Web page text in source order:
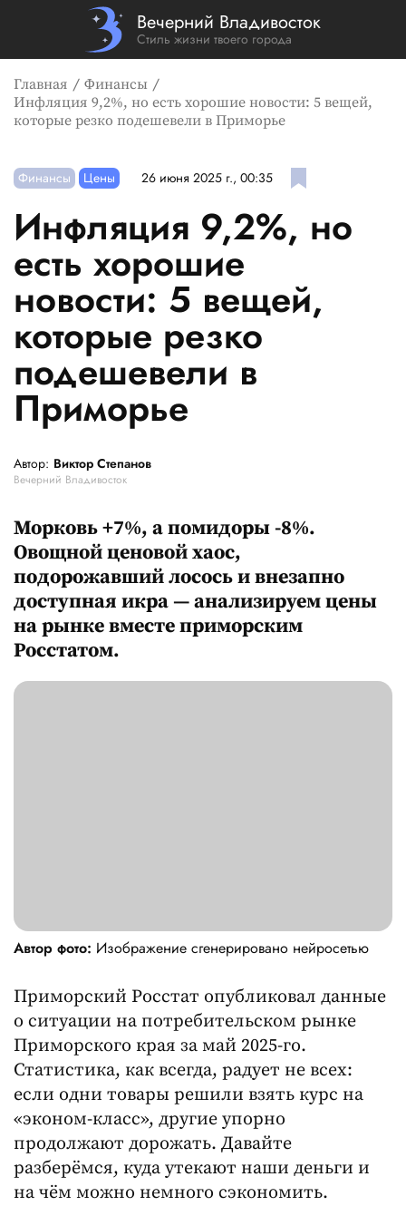
Вечерний Владивосток
Стиль жизни твоего города
Главная
Финансы
Инфляция 9,2%, но есть хорошие новости: 5 вещей,
которые резко подешевели в Приморье
Финансы Цены 26 июня 2025 г., 00:35
Инфляция 9,2%, но
есть хорошие
новости: 5 вещей,
которые резко
подешевели в
Приморье
Автор: Виктор Степанов
Вечерний Владивосток
Морковь +7%, а помидоры -8%.
Овощной ценовой хаос,
подорожавший лосось и внезапно
доступная икра — анализируем цены
на рынке вместе приморским
Росстатом.
Автор фото: Изображение сгенерировано нейросетью
Приморский Росстат опубликовал данные
о ситуации на потребительском рынке
Приморского края за май 2025-го.
Статистика, как всегда, радует не всех:
если одни товары решили взять курс на
«эконом-класс», другие упорно
продолжают дорожать. Давайте
разберёмся, куда утекают наши деньги и
на чём можно немного сэкономить.